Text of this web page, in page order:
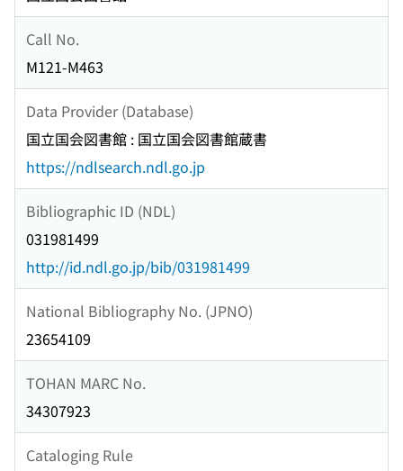
Call No.
M121-M463
Data Provider (Database)
国立国会図書館 : 国立国会図書館蔵書
https://ndlsearch.ndl.go.jp
Bibliographic ID (NDL)
031981499
http://id.ndl.go.jp/bib/031981499
National Bibliography No. (JPNO)
23654109
TOHAN MARC No.
34307923
Cataloging Rule